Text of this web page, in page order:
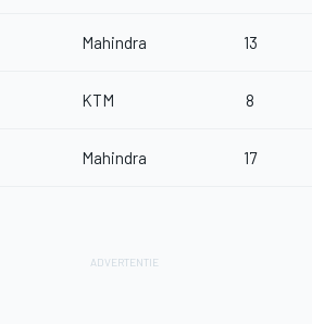
Mahindra 13
KTM 8
Mahindra 17